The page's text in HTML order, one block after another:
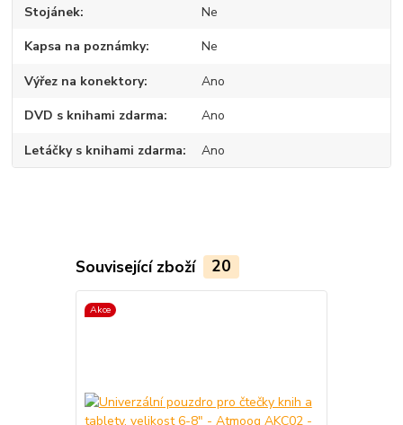
Stojánek Ne
Kapsa na poznámky Ne
Výřez na konektory Ano
DVD s knihami zdarma Ano
Letáčky s knihami zdarma Ano
Související zboží 20
Akce